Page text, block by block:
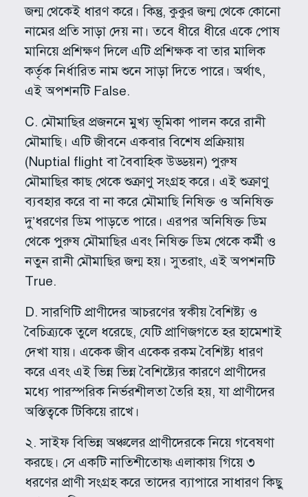
জন্ম থেকেই ধারণ করে। কিন্তু, কুকুর জন্ম থেকে কোনো
নামের প্রতি সাড়া দেয় না। তবে ধীরে ধীরে একে পোষ
মানিয়ে প্রশিক্ষণ দিলে এটি প্রশিক্ষক বা তার মালিক
কর্তৃক নির্ধারিত নাম শুনে সাড়া দিতে পারে। অর্থাৎ,
এই অপশনটি False.
C. মৌমাছির প্রজননে মুখ্য ভূমিকা পালন করে রানী
মৌমাছি। এটি জীবনে একবার বিশেষ প্রক্রিয়ায়
(Nuptial flight বা বৈবাহিক উড্ডয়ন) পুরুষ
মৌমাছির কাছ থেকে শুক্রাণু সংগ্রহ করে। এই শুক্রাণু
ব্যবহার করে বা না করে মৌমাছি নিষিক্ত ও অনিষিক্ত
দু’ধরণের ডিম পাড়তে পারে। এরপর অনিষিক্ত ডিম
থেকে পুরুষ মৌমাছির এবং নিষিক্ত ডিম থেকে কর্মী ও
নতুন রানী মৌমাছির জন্ম হয়। সুতরাং, এই অপশনটি
True.
D. সারণিটি প্রাণীদের আচরণের স্বকীয় বৈশিষ্ট্য ও
বৈচিত্র্যকে তুলে ধরেছে, যেটি প্রাণিজগতে হর হামেশাই
দেখা যায়। একেক জীব একেক রকম বৈশিষ্ট্য ধারণ
করে এবং এই ভিন্ন ভিন্ন বৈশিষ্ট্যের কারণে প্রাণীদের
মধ্যে পারস্পরিক নির্ভরশীলতা তৈরি হয়, যা প্রাণীদের
অস্তিত্বকে টিকিয়ে রাখে।
২. সাইফ বিভিন্ন অঞ্চলের প্রাণীদেরকে নিয়ে গবেষণা
করছে। সে একটি নাতিশীতোষ্ণ এলাকায় গিয়ে ৩
ধরণের প্রাণী সংগ্রহ করে তাদের ব্যাপারে সাধারণ কিছু